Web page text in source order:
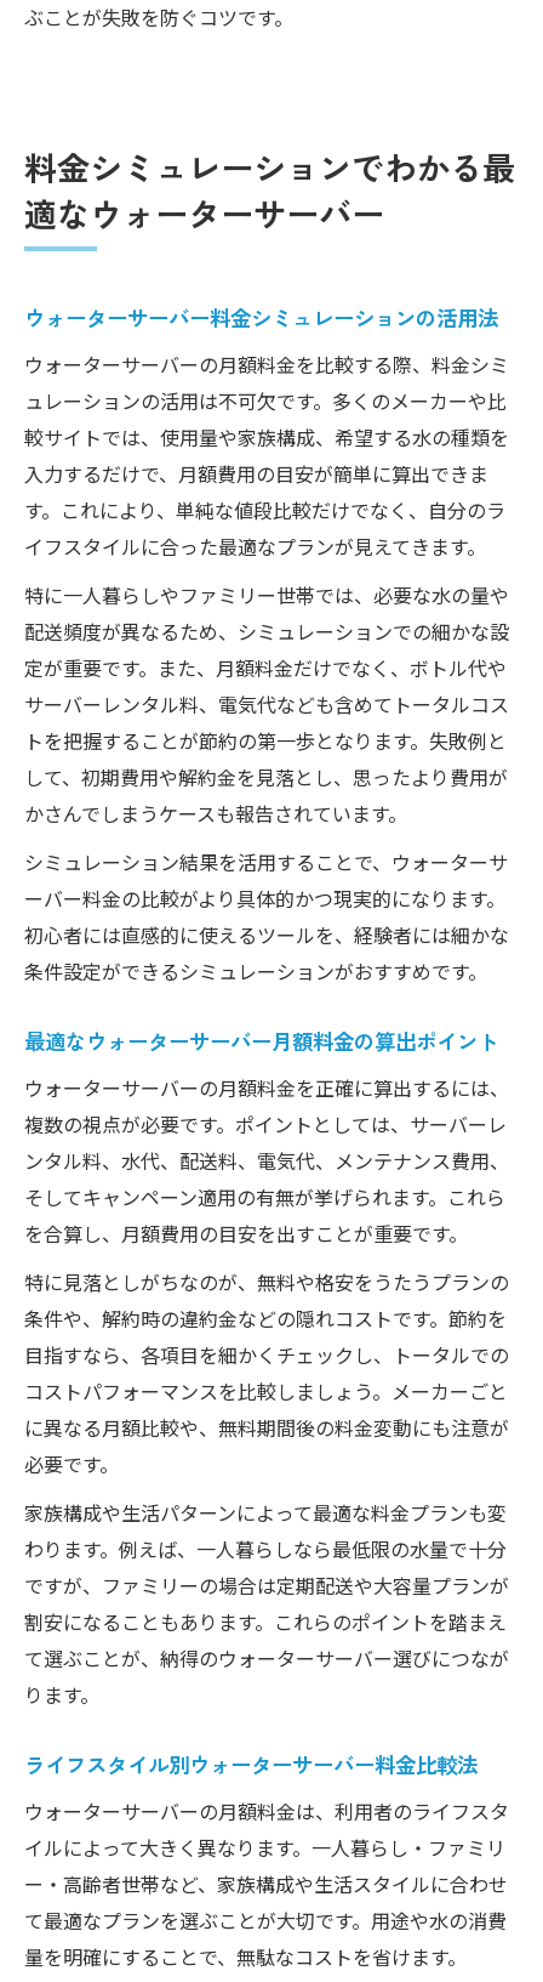
ぶことが失敗を防ぐコツです。
料金シミュレーションでわかる最
適なウォーターサーバー
ウォーターサーバー料金シミュレーションの活用法
ウォーターサーバーの月額料金を比較する際、料金シミ
ュレーションの活用は不可欠です。多くのメーカーや比
較サイトでは、使用量や家族構成、希望する水の種類を
入力するだけで、月額費用の目安が簡単に算出できま
す。これにより、単純な値段比較だけでなく、自分のラ
イフスタイルに合った最適なプランが見えてきます。
特に一人暮らしやファミリー世帯では、必要な水の量や
配送頻度が異なるため、シミュレーションでの細かな設
定が重要です。また、月額料金だけでなく、ボトル代や
サーバーレンタル料、電気代なども含めてトータルコス
トを把握することが節約の第一歩となります。失敗例と
して、初期費用や解約金を見落とし、思ったより費用が
かさんでしまうケースも報告されています。
シミュレーション結果を活用することで、ウォーターサ
ーバー料金の比較がより具体的かつ現実的になります。
初心者には直感的に使えるツールを、経験者には細かな
条件設定ができるシミュレーションがおすすめです。
最適なウォーターサーバー月額料金の算出ポイント
ウォーターサーバーの月額料金を正確に算出するには、
複数の視点が必要です。ポイントとしては、サーバーレ
ンタル料、水代、配送料、電気代、メンテナンス費用、
そしてキャンペーン適用の有無が挙げられます。これら
を合算し、月額費用の目安を出すことが重要です。
特に見落としがちなのが、無料や格安をうたうプランの
条件や、解約時の違約金などの隠れコストです。節約を
目指すなら、各項目を細かくチェックし、トータルでの
コストパフォーマンスを比較しましょう。メーカーごと
に異なる月額比較や、無料期間後の料金変動にも注意が
必要です。
家族構成や生活パターンによって最適な料金プランも変
わります。例えば、一人暮らしなら最低限の水量で十分
ですが、ファミリーの場合は定期配送や大容量プランが
割安になることもあります。これらのポイントを踏まえ
て選ぶことが、納得のウォーターサーバー選びにつなが
ります。
ライフスタイル別ウォーターサーバー料金比較法
ウォーターサーバーの月額料金は、利用者のライフスタ
イルによって大きく異なります。一人暮らし・ファミリ
ー・高齢者世帯など、家族構成や生活スタイルに合わせ
て最適なプランを選ぶことが大切です。用途や水の消費
量を明確にすることで、無駄なコストを省けます。